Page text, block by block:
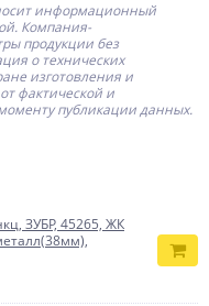
информационный
Компания-
продукции без
о технических
изготовления и
фактической и
публикации данных.
ЗУБР, 45265, ЖК